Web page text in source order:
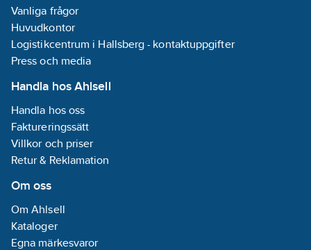
Vanliga frågor
Huvudkontor
Logistikcentrum i Hallsberg - kontaktuppgifter
Press och media
Handla hos Ahlsell
Handla hos oss
Faktureringssätt
Villkor och priser
Retur & Reklamation
Om oss
Om Ahlsell
Kataloger
Egna märkesvaror